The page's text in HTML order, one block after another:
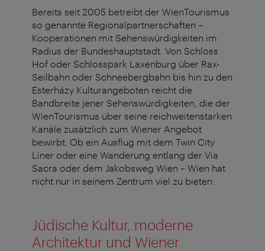
Bereits seit 2005 betreibt der WienTourismus
so genannte Regionalpartnerschaften –
Kooperationen mit Sehenswürdigkeiten im
Radius der Bundeshauptstadt. Von Schloss
Hof oder Schlosspark Laxenburg über Rax-
Seilbahn oder Schneebergbahn bis hin zu den
Esterházy Kulturangeboten reicht die
Bandbreite jener Sehenswürdigkeiten, die der
WienTourismus über seine reichweitenstarken
Kanäle zusätzlich zum Wiener Angebot
bewirbt. Ob ein Ausflug mit dem Twin City
Liner oder eine Wanderung entlang der Via
Sacra oder dem Jakobsweg Wien – Wien hat
nicht nur in seinem Zentrum viel zu bieten.
Jüdische Kultur, moderne
Architektur und Wiener